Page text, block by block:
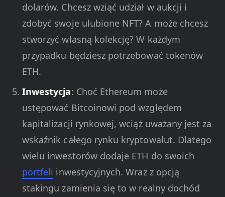
dolarów. Chcesz wziąć udział w aukcji i
zdobyć swoje ulubione NFT? A może chcesz
stworzyć własną kolekcję? W każdym
przypadku będziesz potrzebować tokenów
ETH.
Inwestycja: Choć Ethereum może
ustępować Bitcoinowi pod względem
kapitalizacji rynkowej, wciąż uważany jest za
wskaźnik całego rynku kryptowalut. Dlatego
wielu inwestorów dodaje ETH do swoich
portfeli inwestycyjnych. Wraz z opcją
stakingu zamienia się to w realny dochód